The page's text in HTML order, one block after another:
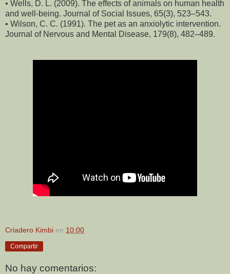
• Wells, D. L. (2009). The effects of animals on human health
and well-being. Journal of Social Issues, 65(3), 523–543.
• Wilson, C. C. (1991). The pet as an anxiolytic intervention.
Journal of Nervous and Mental Disease, 179(8), 482–489.
Criadero Kimbi en 10:00
Compartir
No hay comentarios: